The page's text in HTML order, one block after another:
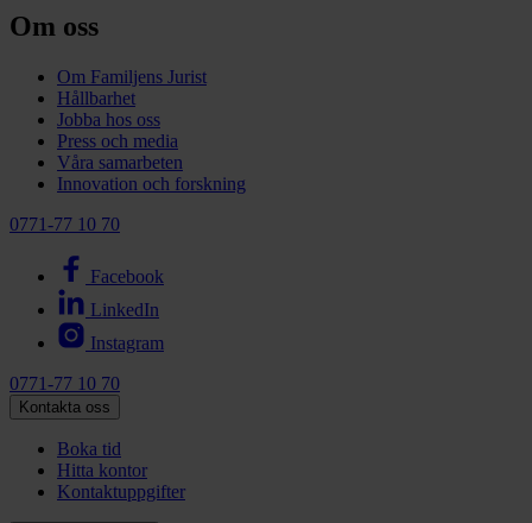
Om oss
Om Familjens Jurist
Hållbarhet
Jobba hos oss
Press och media
Våra samarbeten
Innovation och forskning
0771-77 10 70
Facebook
LinkedIn
Instagram
0771-77 10 70
Kontakta oss
Boka tid
Hitta kontor
Kontaktuppgifter